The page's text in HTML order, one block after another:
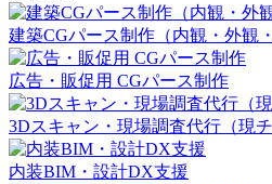
建築CGパース制作（内観・外観
広告・販促用 CGパース制作
3Dスキャン・現場調査代行（現
内装BIM・設計DX支援